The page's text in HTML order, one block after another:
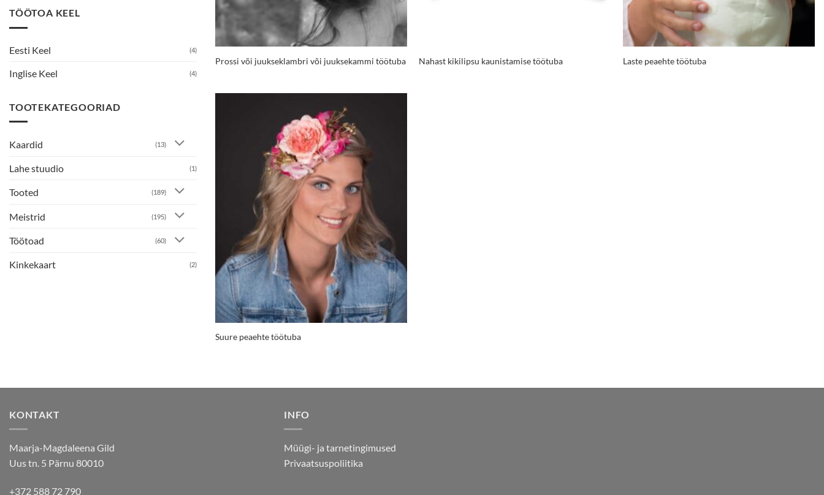
TÖÖTOA KEEL
Eesti Keel (4)
Inglise Keel (4)
TOOTEKATEGOORIAD
Kaardid (13)
Lahe stuudio (1)
Tooted (189)
Meistrid (195)
Töötoad (60)
Kinkekaart (2)
Prossi või juukseklambri või juuksekammi töötuba Nahast kikilipsu kaunistamise töötuba Laste peaehte töötuba
Suure peaehte töötuba
KONTAKT
Maarja-Magdaleena Gild
Uus tn. 5 Pärnu 80010
+372 588 72 790
INFO
Müügi- ja tarnetingimused
Privaatsuspoliitika